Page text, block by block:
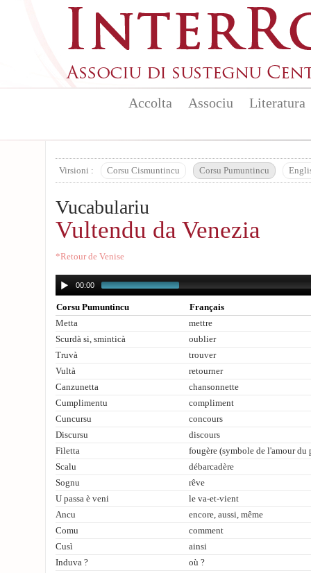
Accolta Associu Literatura
Virsioni : Corsu Cismuntincu Corsu Pumuntincu
Vucabulariu
Vultendu da Venezia
*Retour de Venise
00:00
Corsu Pumuntincu
Français
Metta
mettre
Scurdà si, sminticà
oublier
Truvà
trouver
Vultà
retourner
Canzunetta
chansonnette
Cumplimentu
compliment
Cuncursu
concours
Discursu
discours
Filetta
fougère (symbole de l'amour du
Scalu
débarcadère
Sognu
rêve
U passa è veni
le va-et-vient
Ancu
encore, aussi, même
Comu
comment
Cusì
ainsi
Induva ?
où ?